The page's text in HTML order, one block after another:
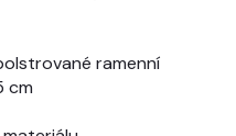
ramenní
cm